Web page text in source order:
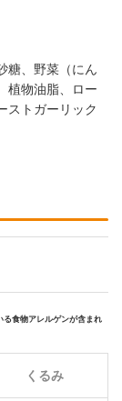
糖、野菜（にん
植物油脂、ロー
ストガーリック
る食物アレルゲンが含まれ
くるみ